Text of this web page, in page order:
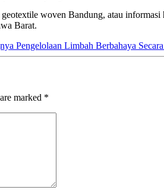
woven Bandung, atau
Barat.
Pengelolaan Limbah Berbahaya
marked *